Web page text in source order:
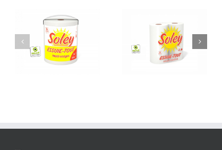
Soley 2 rouleaux